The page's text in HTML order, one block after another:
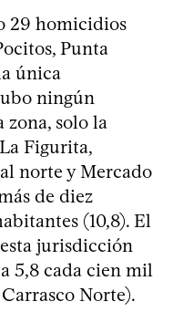
29 homicidios
Punta
única
ningún
zona, solo la
Figurita,
norte y Mercado
de diez
(10,8). El
jurisdicción
5,8 cada cien mil
Norte).